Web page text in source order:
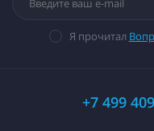
Я прочитал
+7 499